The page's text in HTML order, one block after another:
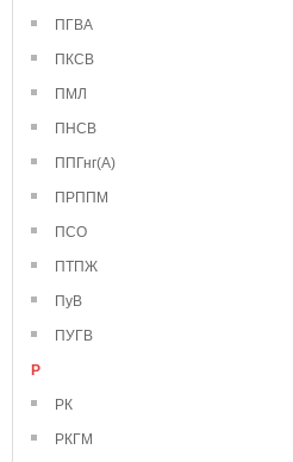
ПГВА
ПКСВ
ПМЛ
ПНСВ
ППГнг(А)
ПРППМ
ПСО
ПТПЖ
ПуВ
ПУГВ
Р
РК
РКГМ